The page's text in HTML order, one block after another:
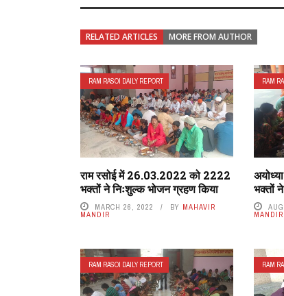
RELATED ARTICLES MORE FROM AUTHOR
RAM RASOI DAILY REPORT
राम रसोई में 26.03.2022 को 2222
भक्तों ने निःशुल्क भोजन ग्रहण किया
MARCH 26, 2022 BY MAHAVIR
MANDIR
RAM
भक्तों
MANDIR
RAM RASOI DAILY REPORT RAM